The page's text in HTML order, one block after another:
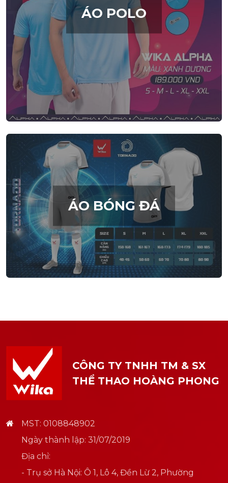
ÁO POLO
ÁO BÓNG ĐÁ
CÔNG TY TNHH TM & SX
THỂ THAO HOÀNG PHONG
MST: 0108848902
Ngày thành lập: 31/07/2019
Địa chỉ:
- Trụ sở Hà Nội: Ô 1, Lô 4, Đền Lừ 2, Phường